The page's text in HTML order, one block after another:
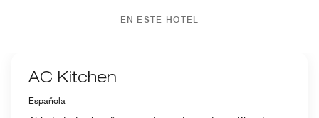
EN ESTE HOTEL
AC Kitchen
Española